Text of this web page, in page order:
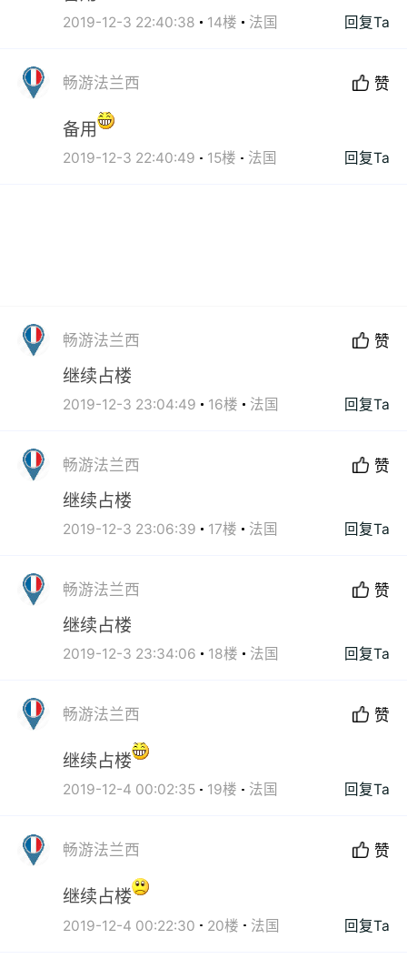
2019-12-3 22:40:38 14楼 法国 回复Ta
畅游法兰西 赞
备用
2019-12-3 22:40:49 15楼 法国 回复Ta
畅游法兰西 赞
继续占楼
2019-12-3 23:04:49 16楼 法国 回复Ta
畅游法兰西 赞
继续占楼
2019-12-3 23:06:39 17楼 法国 回复Ta
畅游法兰西 赞
继续占楼
2019-12-3 23:34:06 18楼 法国 回复Ta
畅游法兰西 赞
继续占楼
2019-12-4 00:02:35 19楼 法国 回复Ta
畅游法兰西 赞
继续占楼
2019-12-4 00:22:30 20楼 法国 回复Ta